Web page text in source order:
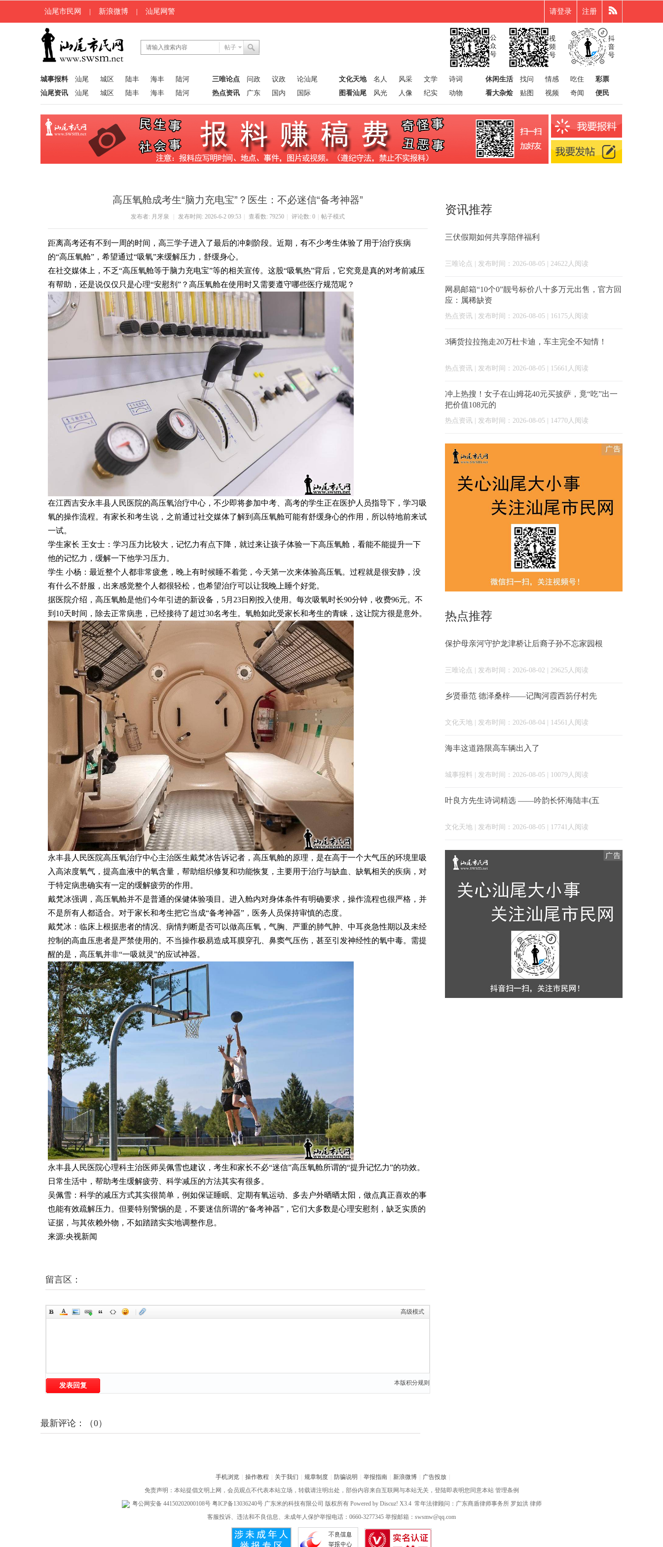
汕尾市民网 | 新浪微博 | 汕尾网警 请登录 注册
帖子
城事报料 汕尾 城区 陆丰 海丰
陆河
汕尾资讯
汕尾 城区 陆丰 海丰 陆河
三唯论点 问政 议政
论汕尾
热点资讯
广东 国内 国际
文化天地 名人 风采 文学
诗词
图看汕尾
风光 人像 纪实 动物
休闲生活 找问 情感 吃住
彩票
看大杂烩
贴图 视频 奇闻 便民
高压氧舱成考生“脑力充电宝”？医生：不必迷信“备考神器”
发布者: 月牙泉 发布时间: 2026-6-2 09:53 查看数: 79250 评论数: 0 帖子模式
距离高考还有不到一周的时间，高三学子进入了最后的冲刺阶段。近期，有不少考生体验了用于治疗疾病
的“高压氧舱”，希望通过“吸氧”来缓解压力，舒缓身心。
在社交媒体上，不乏“高压氧舱等于脑力充电宝”等的相关宣传。这股“吸氧热”背后，它究竟是真的对考前减压
有帮助，还是说仅仅只是心理“安慰剂”？高压氧舱在使用时又需要遵守哪些医疗规范呢？
在江西吉安永丰县人民医院的高压氧治疗中心，不少即将参加中考、高考的学生正在医护人员指导下，学习吸
氧的操作流程。有家长和考生说，之前通过社交媒体了解到高压氧舱可能有舒缓身心的作用，所以特地前来试
一试。
学生家长 王女士：学习压力比较大，记忆力有点下降，就过来让孩子体验一下高压氧舱，看能不能提升一下
他的记忆力，缓解一下他学习压力。
学生 小杨：最近整个人都非常疲惫，晚上有时候睡不着觉，今天第一次来体验高压氧。过程就是很安静，没
有什么不舒服，出来感觉整个人都很轻松，也希望治疗可以让我晚上睡个好觉。
据医院介绍，高压氧舱是他们今年引进的新设备，5月23日刚投入使用。每次吸氧时长90分钟，收费96元。不
到10天时间，除去正常病患，已经接待了超过30名考生。氧舱如此受家长和考生的青睐，这让院方很是意外。
永丰县人民医院高压氧治疗中心主治医生戴梵冰告诉记者，高压氧舱的原理，是在高于一个大气压的环境里吸
入高浓度氧气，提高血液中的氧含量，帮助组织修复和功能恢复，主要用于治疗与缺血、缺氧相关的疾病，对
于特定病患确实有一定的缓解疲劳的作用。
戴梵冰强调，高压氧舱并不是普通的保健体验项目。进入舱内对身体条件有明确要求，操作流程也很严格，并
不是所有人都适合。对于家长和考生把它当成“备考神器”，医务人员保持审慎的态度。
戴梵冰：临床上根据患者的情况、病情判断是否可以做高压氧，气胸、严重的肺气肿、中耳炎急性期以及未经
控制的高血压患者是严禁使用的。不当操作极易造成耳膜穿孔、鼻窦气压伤，甚至引发神经性的氧中毒。需提
醒的是，高压氧并非“一吸就灵”的应试神器。
永丰县人民医院心理科主治医师吴佩雪也建议，考生和家长不必“迷信”高压氧舱所谓的“提升记忆力”的功效。
日常生活中，帮助考生缓解疲劳、科学减压的方法其实有很多。
吴佩雪：科学的减压方式其实很简单，例如保证睡眠、定期有氧运动、多去户外晒晒太阳，做点真正喜欢的事
也能有效疏解压力。但要特别警惕的是，不要迷信所谓的“备考神器”，它们大多数是心理安慰剂，缺乏实质的
证据，与其依赖外物，不如踏踏实实地调整作息。
来源:央视新闻
留言区：
高级模式
本版积分规则
发表回复
最新评论：（0）
资讯推荐
三伏假期如何共享陪伴福利
三唯论点 | 发布时间：2026-08-05 | 24622人阅读
网易邮箱“10个0”靓号标价八十多万元出售，官方回
应：属稀缺资
热点资讯 | 发布时间：2026-08-05 | 16175人阅读
3辆货拉拉拖走20万杜卡迪，车主完全不知情！
热点资讯 | 发布时间：2026-08-05 | 15661人阅读
冲上热搜！女子在山姆花40元买披萨，竟“吃”出一
把价值108元的
热点资讯 | 发布时间：2026-08-05 | 14770人阅读
热点推荐
保护母亲河守护龙津桥让后裔子孙不忘家园根
三唯论点 | 发布时间：2026-08-02 | 29625人阅读
乡贤垂范 德泽桑梓——记陶河霞西笏仔村先
文化天地 | 发布时间：2026-08-04 | 14561人阅读
海丰这道路限高车辆出入了
城事报料 | 发布时间：2026-08-05 | 10079人阅读
叶良方先生诗词精选 ——吟韵长怀海陆丰(五
文化天地 | 发布时间：2026-08-05 | 17741人阅读
手机浏览 操作教程 关于我们 规章制度 防骗说明 举报指南 新浪微博 广告投放
免责声明：本站提倡文明上网，会员观点不代表本站立场，转载请注明出处，部份内容来自互联网与本站无关，登陆即表明您同意本站 管理条例
粤公网安备 44150202000108号 粤ICP备13036240号广东米的科技有限公司 版权所有 Powered by Discuz! X3.4 常年法律顾问：广东商盾律师事务所 罗如洪律师
客服投诉、违法和不良信息、未成年人保护举报电话：0660-3277345 举报邮箱：swsmw@qq.com